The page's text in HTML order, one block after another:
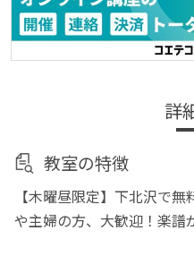
詳
教室の特徴
【木曜昼限定】下北沢で
や主婦の方、大歓迎！楽譜